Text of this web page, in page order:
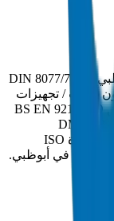
يجب أن تتوافق أنابيب / تجهيزات PP-R في أبوظبي مع DIN 8077/78
أنابيب / تجهيزات
PP-R مختبرة بضغط انفجار 35 ميجاباسكال وفق BS EN 921 / ISO
1167 بتفاوت سمك جدار ±0.2مم. رقم الامتثال: DM-PPR-
DIN8077-2024-001. مصنعة في منشأة كراون المعتمدة ISO